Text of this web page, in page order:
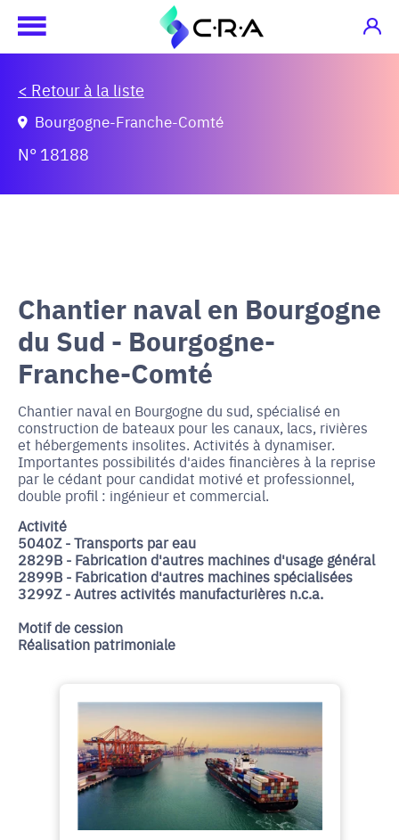
< Retour à la liste
N° 18188
Bourgogne-Franche-Comté
Chantier naval en Bourgogne
du Sud - Bourgogne-
Franche-Comté
Chantier naval en Bourgogne du sud, spécialisé en
construction de bateaux pour les canaux, lacs, rivières
et hébergements insolites. Activités à dynamiser.
Importantes possibilités d'aides financières à la reprise
par le cédant pour candidat motivé et professionnel,
double profil : ingénieur et commercial.
Activité
5040Z - Transports par eau
2829B - Fabrication d'autres machines d'usage général
2899B - Fabrication d'autres machines spécialisées
3299Z - Autres activités manufacturières n.c.a.
Motif de cession
Réalisation patrimoniale